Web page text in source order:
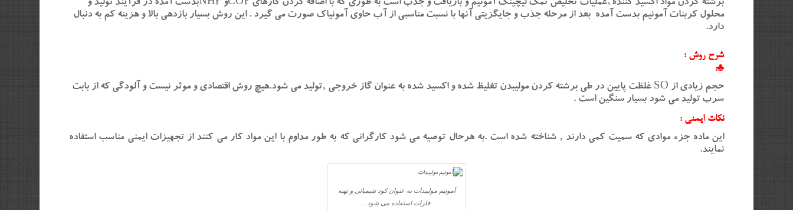
برشته کردن مواد اکسید کننده ,عملیات تخلیص تمک لیچینگ آمونیم و بازیافت و جذب است به طوری که با اضافه کردن گازهای CO2و NH3بدست آمده در فرآیند تولید و
محلول کربنات آمونیم بدست آمده بعد از مرحله جذب و جایگزیتی آنها با نسبت مناسبی از آب حاوی آمونیاک صورت می گیرد . این روش بسیار بازدهی بالا و هزینه کم به دنبال
دارد.
شرح روش :
♣:
حجم زیادی از SO غلظت پایین در طی برشته کردن مولیبدن تغلیظ شده و اکسید شده به عنوان گاز خروجی ‚تولید می شود.هیچ روش اقتصادی و موثر نیست و آلودگی که از بابت
سرب تولید می شود بسیار سنگین است .
نکات ایمنی :
این ماده جزء موادی که سمیت کمی دارند ‚ شناخته شده است .به هرحال توصیه می شود کارگرانی که به طور مداوم با این مواد کار می کنند از تجهیزات ایمنی مناسب استفاده
نمایند.
آمونیم مولیبدات به عنوان کود شیمیائی و تهیه
فلزات استفاده می شود .